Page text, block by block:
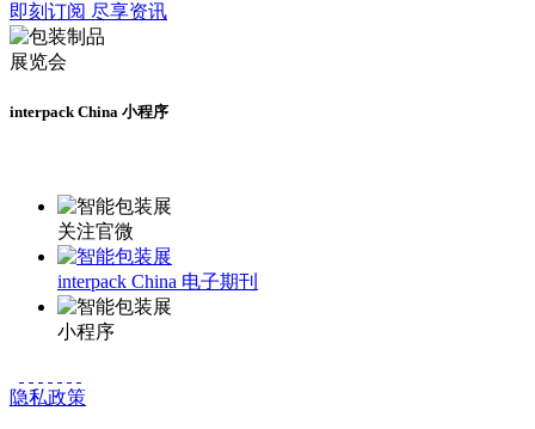
即刻订阅 尽享资讯
interpack China 小程序
关注官微
interpack China 电子期刊
小程序
隐私政策